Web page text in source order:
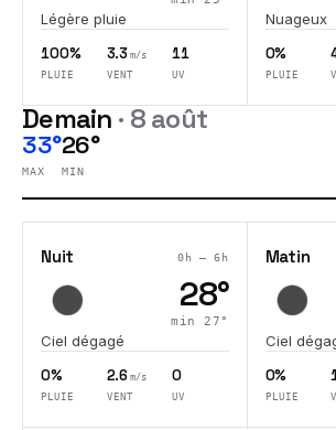
Légère pluie
100%
PLUIE
3.3 m/s
VENT
11
UV
Nuageux
0%
PLUIE
Demain · 8 août
33°
MAX
26°
MIN
Nuit 0h – 6h
28°
min27°
Ciel dégagé
0%
PLUIE
2.6 m/s
VENT
0
UV
Matin
Ciel
0%
PLUIE